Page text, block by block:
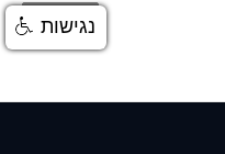
התחברות
נגישות